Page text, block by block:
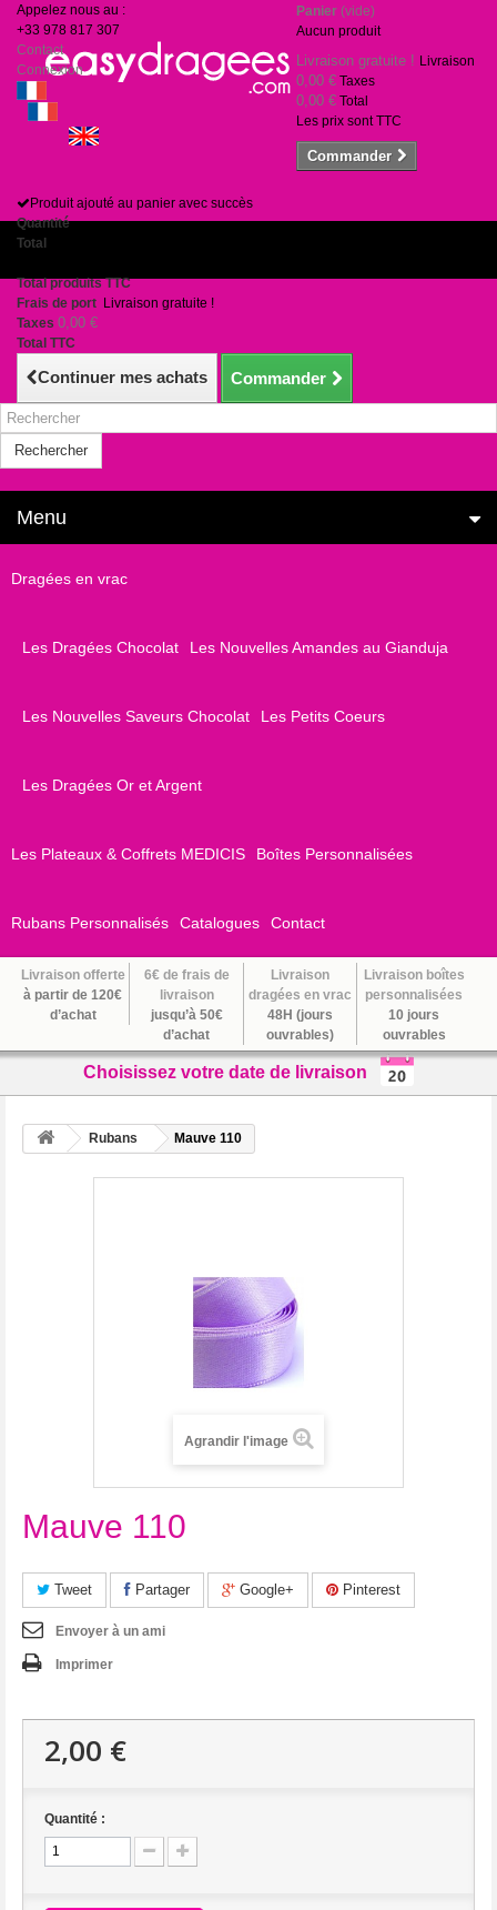
Appelez nous au :
+33 978 817 307
Contact
Connexion
Panier (vide)
Aucun produit
Livraison gratuite ! Livraison
0,00 € Taxes
0,00 € Total
Les prix sont TTC
Commander
Produit ajouté au panier avec succès
Quantité
Total
Total produits TTC
Frais de port Livraison gratuite !
Taxes 0,00 €
Total TTC
Continuer mes achats Commander
Rechercher
Menu
Dragées en vrac
Les Dragées Chocolat Les Nouvelles Amandes au Gianduja
Les Nouvelles Saveurs Chocolat Les Petits Coeurs
Les Dragées Or et Argent
Les Plateaux & Coffrets MEDICIS Boîtes Personnalisées
Rubans Personnalisés Catalogues Contact
Livraison offerte
à partir de 120€
d’achat
6€ de frais de
livraison
jusqu’à 50€
d’achat
Livraison
dragées en vrac
48H (jours
ouvrables)
Livraison boîtes
personnalisées
10 jours
ouvrables
Choisissez votre date de livraison
Rubans Mauve 110
Agrandir l'image
Mauve 110
Tweet Partager Google+ Pinterest
Envoyer à un ami
Imprimer
2,00 €
Quantité :